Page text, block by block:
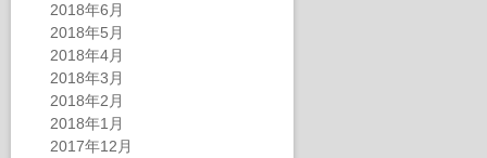
2018年6月
2018年5月
2018年4月
2018年3月
2018年2月
2018年1月
2017年12月